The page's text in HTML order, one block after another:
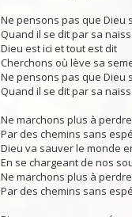
Ne pensons pas que Dieu
Quand il se dit par sa
Dieu est ici et tout est dit
Cherchons où lève sa
Ne pensons pas que Dieu
Quand il se dit par sa
Ne marchons plus à
Par des chemins sans
Dieu va sauver le monde
En se chargeant de nos
Ne marchons plus à
Par des chemins sans